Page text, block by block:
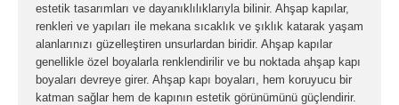
estetik tasarımları ve dayanıklılıklarıyla bilinir. Ahşap kapılar,
renkleri ve yapıları ile mekana sıcaklık ve şıklık katarak yaşam
alanlarınızı güzelleştiren unsurlardan biridir. Ahşap kapılar
genellikle özel boyalarla renklendirilir ve bu noktada ahşap kapı
boyaları devreye girer. Ahşap kapı boyaları, hem koruyucu bir
katman sağlar hem de kapının estetik görünümünü güçlendirir.